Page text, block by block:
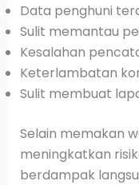
Data penghuni
Sulit memantau
Kesalahan
Keterlambatan
Sulit membuat
Selain memakan
meningkatkan
berdampak